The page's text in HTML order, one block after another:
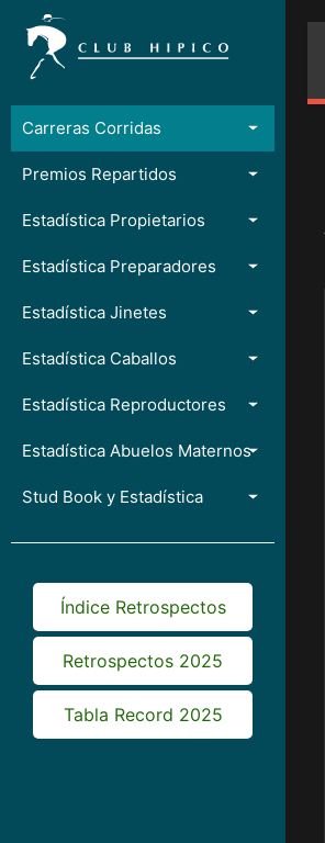
Carreras Corridas
Premios Repartidos
Estadística Propietarios
Estadística Preparadores
Estadística Jinetes
Estadística Caballos
Estadística Reproductores
Estadística Abuelos Maternos
Stud Book y Estadística
Índice Retrospectos
Retrospectos 2025
Tabla Record 2025